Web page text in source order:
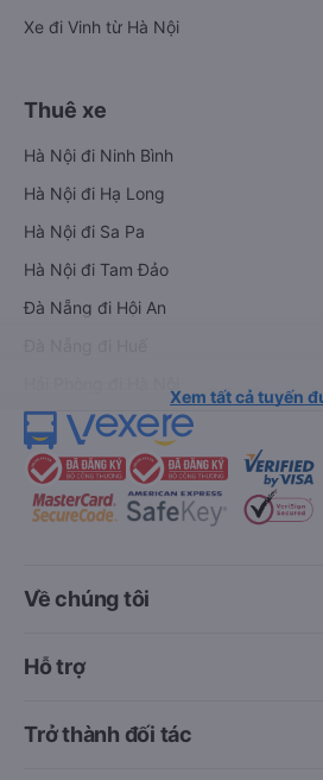
Xe đi Vinh từ Hà Nội
Thuê xe
Hà Nội đi Ninh Bình
Hà Nội đi Hạ Long
Hà Nội đi Sa Pa
Hà Nội đi Tam Đảo
Đà Nẵng đi Hội An
Xem tất cả tuyến
Về chúng tôi
Hỗ trợ
Trở thành đối tác